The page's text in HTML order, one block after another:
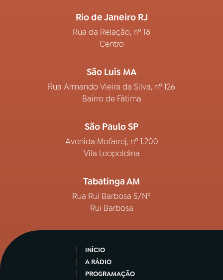
Rio de Janeiro RJ
Rua da Relação, nº 18
Centro
São Luís MA
Rua Armando Vieira da Silva, nº 126
Bairro de Fátima
São Paulo SP
Avenida Mofarrej, nº 1.200
Vila Leopoldina
Tabatinga AM
Rua Rui Barbosa S/Nº
Rui Barbosa
INÍCIO
A RÁDIO
PROGRAMAÇÃO